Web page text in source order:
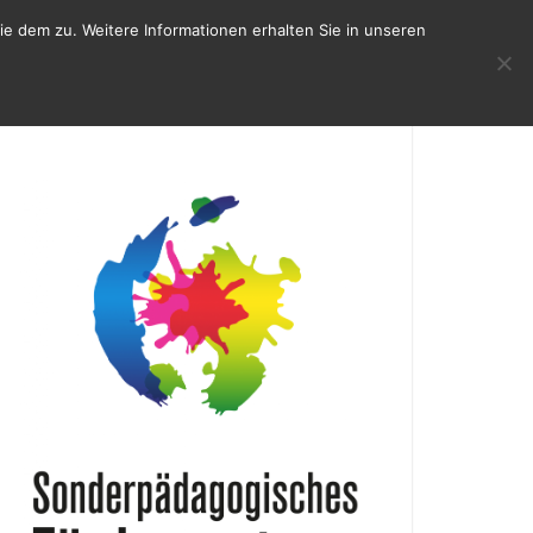
dem zu. Weitere Informationen erhalten Sie in unseren